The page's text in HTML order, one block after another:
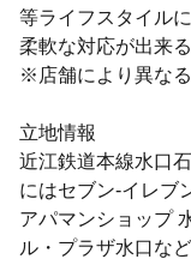
等ライフスタイル
柔軟な対応が出来
※店舗により異なる
立地情報
近江鉄道本線水口
にはセブン-イレブ
アパマンショップ
ル・プラザ水口な